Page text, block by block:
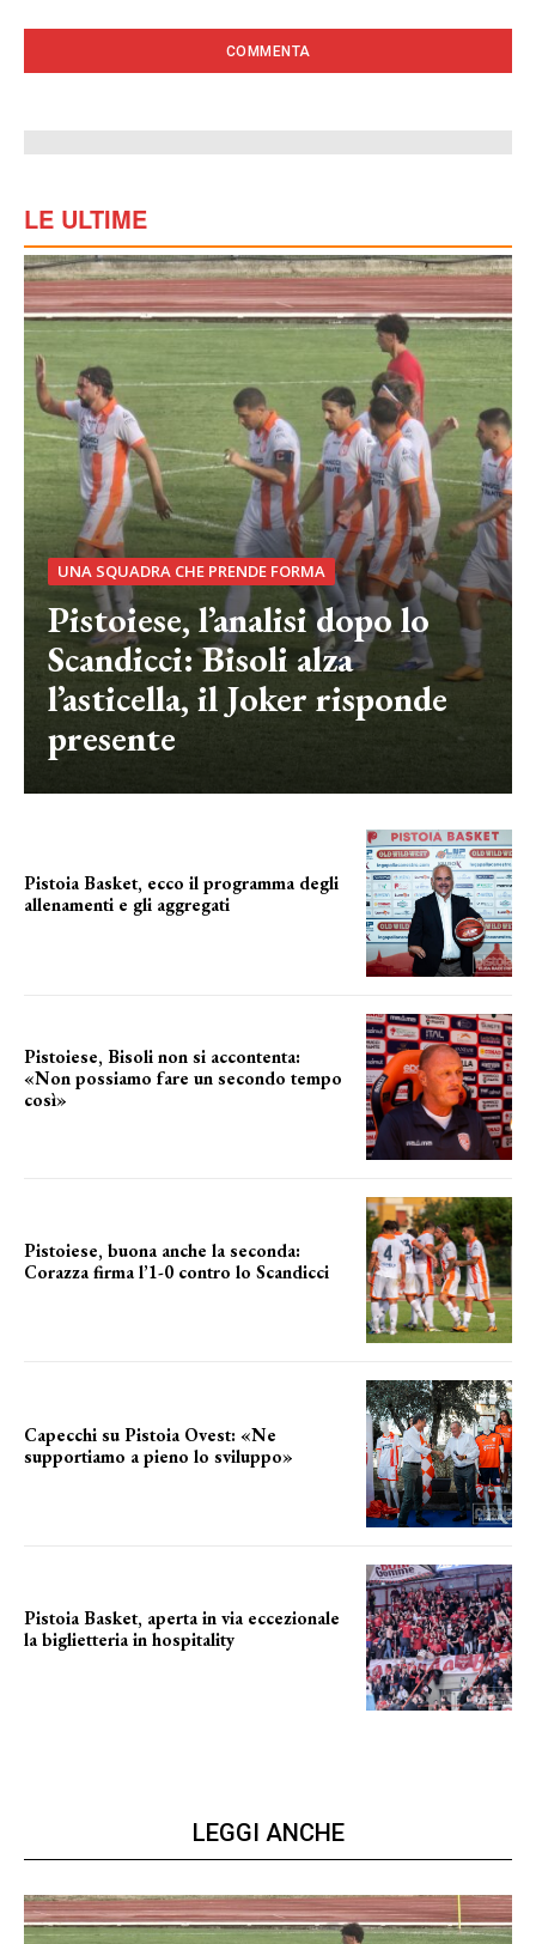
LE ULTIME
UNA SQUADRA CHE PRENDE FORMA
Pistoiese, l’analisi dopo lo
Scandicci: Bisoli alza
l’asticella, il Joker risponde
presente
Pistoia Basket, ecco il programma degli
allenamenti e gli aggregati
Pistoiese, Bisoli non si accontenta:
«Non possiamo fare un secondo tempo
così»
Pistoiese, buona anche la seconda:
Corazza firma l’1-0 contro lo Scandicci
Capecchi su Pistoia Ovest: «Ne
supportiamo a pieno lo sviluppo»
Pistoia Basket, aperta in via eccezionale
la biglietteria in hospitality
LEGGI ANCHE